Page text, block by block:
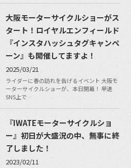
大阪モーターサイクルショーがス
タート！ロイヤルエンフィールド
『インスタハッシュタグキャンペ
ーン』も開催してますよ！
2025/03/21
ライダーに春の訪れを告げるイベント 大阪モ
ーターサイクルショーが、本日開幕！ 早速
SNS上で…
『IWATEモーターサイクルショ
ー』初日が大盛況の中、無事に終
了しました！
2023/02/11